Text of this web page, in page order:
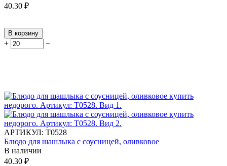
40.30 ₽
В корзину
+ −
АРТИКУЛ: Т0528
Блюдо для шашлыка с соусницей, оливковое
В наличии
40.30 ₽